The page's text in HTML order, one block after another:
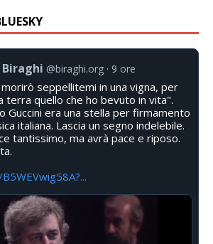
@biraghi.org 9 ore
seppellitemi in una vigna, per
terra quello che ho bevuto in vita".
Guccini era una stella per firmamento
italiana. Lascia un segno indelebile.
tantissimo, ma avrà pace e riposo.